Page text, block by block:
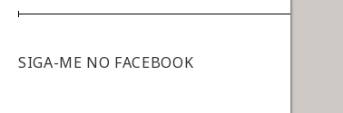
SIGA-ME NO FACEBOOK